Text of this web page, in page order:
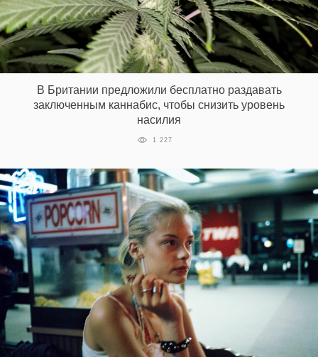
В Британии предложили бесплатно раздавать
заключенным каннабис, чтобы снизить уровень
насилия
1 227